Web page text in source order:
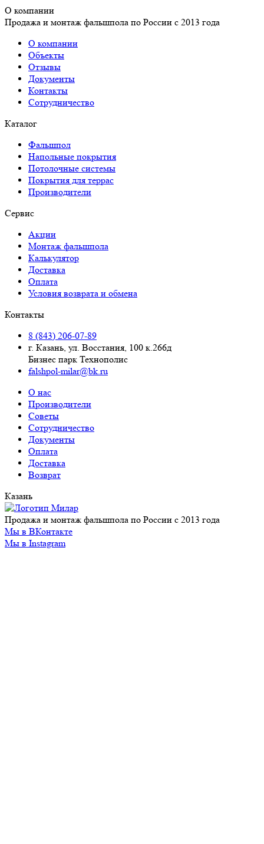
О компании
Продажа и монтаж фальшпола по России с 2013 года
О компании
Объекты
Отзывы
Документы
Контакты
Сотрудничество
Каталог
Фальшпол
Напольные покрытия
Потолочные системы
Покрытия для террас
Производители
Сервис
Акции
Монтаж фальшпола
Калькулятор
Доставка
Оплата
Условия возврата и обмена
Контакты
8 (843) 206-07-89
г. Казань, ул. Восстания, 100 к.266д
Бизнес парк Технополис
falshpol-milar@bk.ru
О нас
Производители
Советы
Сотрудничество
Документы
Оплата
Доставка
Возврат
Казань
Продажа и монтаж фальшпола по России с 2013 года
Мы в ВКонтакте
Мы в Instagram